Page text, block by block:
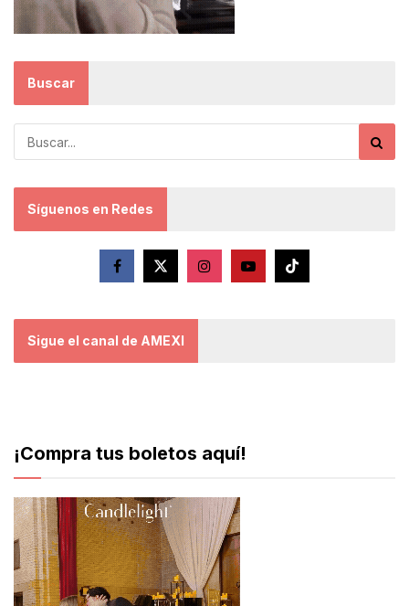
Buscar
Síguenos en Redes
Sigue el canal de AMEXI
¡Compra tus boletos aquí!